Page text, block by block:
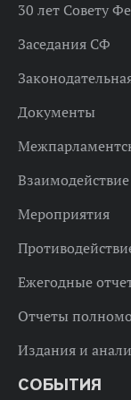
30 лет Совету
Заседания СФ
Документы
Мероприятия
Ежегодные
Отчеты
Издания и
СОБЫТИЯ